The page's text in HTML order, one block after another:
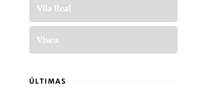
Vila Real
Viseu
ÚLTIMAS